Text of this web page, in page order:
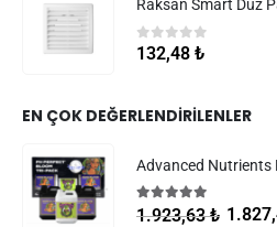
Raksan Smart Düz
05 üzerinden
132,48 ₺
EN ÇOK DEĞERLENDIRILENLER
Advanced Nutrients
5.005 üzerinden
1.923,63₺